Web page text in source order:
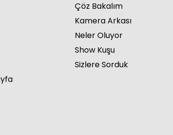
Çöz Bakalım
Kamera Arkası
Neler Oluyor
Show Kuşu
Sizlere Sorduk